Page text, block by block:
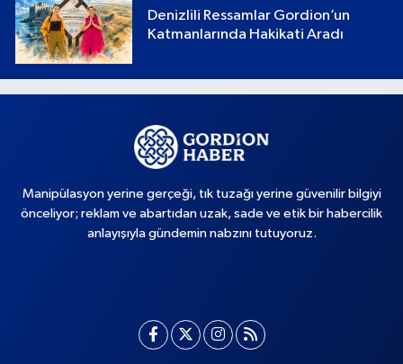
Denizlili Ressamlar Gordion’un
Katmanlarında Hakikati Aradı
Manipülasyon yerine gerçeği, tık tuzağı yerine güvenilir bilgiyi
önceliyor; reklam ve abartıdan uzak, sade ve etik bir habercilik
anlayışıyla gündemin nabzını tutuyoruz.